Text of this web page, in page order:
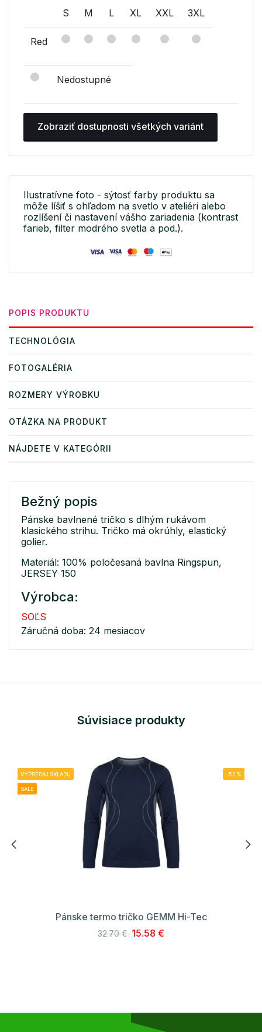
S M L XL XXL 3XL
Red
Nedostupné
Zobraziť dostupnosti všetkých variánt
Ilustratívne foto - sýtosť farby produktu sa
môže líšiť s ohľadom na svetlo v ateliéri alebo
rozlíšení či nastavení vášho zariadenia (kontrast
farieb, filter modrého svetla a pod.).
POPIS PRODUKTU
TECHNOLÓGIA
FOTOGALÉRIA
ROZMERY VÝROBKU
OTÁZKA NA PRODUKT
NÁJDETE V KATEGÓRII
Bežný popis
Pánske bavlnené tričko s dlhým rukávom
klasického strihu. Tričko má okrúhly, elastický
golier.
Materiál: 100% poločesaná bavlna Ringspun,
JERSEY 150
Výrobca:
SOĽS
Záručná doba: 24 mesiacov
Súvisiace produkty
VÝPREDAJ SKLADU
SALE
-52%
Pánske termo tričko GEMM Hi-Tec
32.70 € 15.58 €